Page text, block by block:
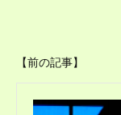
【前の記事】